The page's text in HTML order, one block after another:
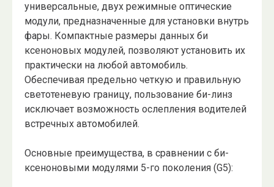
универсальные, двух режимные оптические
модули, предназначенные для установки внутрь
фары. Компактные размеры данных би
ксеноновых модулей, позволяют установить их
практически на любой автомобиль.
Обеспечивая предельно четкую и правильную
светотеневую границу, пользование би-линз
исключает возможность ослепления водителей
встречных автомобилей.
Основные преимущества, в сравнении с би-
ксеноновыми модулями 5-го поколения (G5):